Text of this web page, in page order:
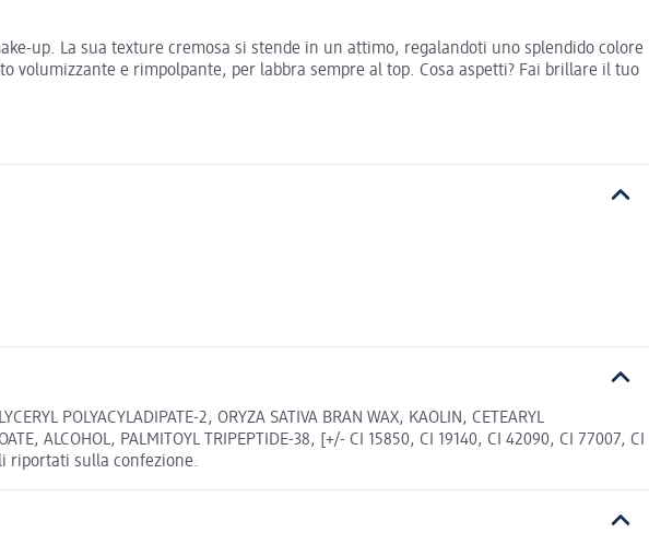
up. La sua texture cremosa si stende in un attimo, regalandoti uno splendido colore
e rimpolpante, per labbra sempre al top. Cosa aspetti? Fai brillare il tuo
POLYACYLADIPATE-2, ORYZA SATIVA BRAN WAX, KAOLIN, CETEARYL
ALCOHOL, PALMITOYL TRIPEPTIDE-38, [+/- CI 15850, CI 19140, CI 42090, CI 77007, CI
riportati sulla confezione.